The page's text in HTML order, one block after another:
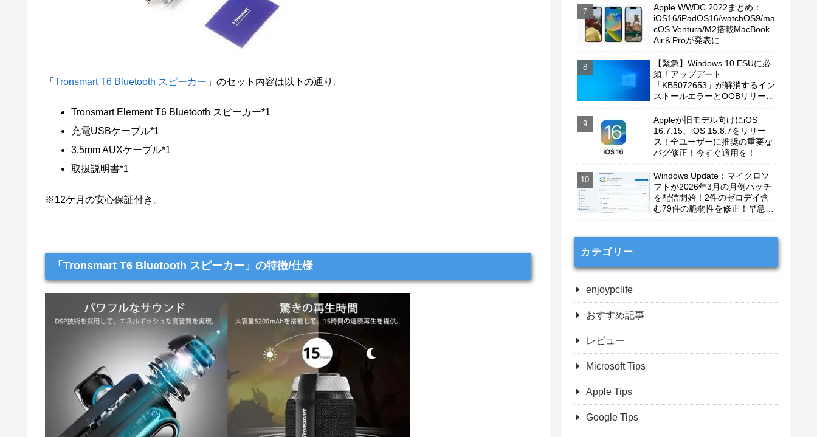
「 Tronsmart T6 Bluetooth スピーカー 」のセット内容は以下の通り。
Tronsmart Element T6 Bluetooth スピーカー*1
充電USBケーブル*1
3.5mm AUXケーブル*1
取扱説明書*1
※12ケ月の安心保証付き。
「Tronsmart T6 Bluetooth スピーカー」の特徴/仕様
Apple WWDC 2022まとめ：
iOS16/iPadOS16/watchOS9/ma
cOS Ventura/M2搭載MacBook
Air＆Proが発表に
【緊急】Windows 10 ESUに必
須！アップデート
「KB5072653」が解消するイン
ストールエラーとOOBリリース
Appleが旧モデル向けにiOS
16.7.15、iOS 15.8.7をリリー
ス！全ユーザーに推奨の重要な
バグ修正！今すぐ適用を！
Windows Update：マイクロソ
フトが2026年3月の月例パッチ
を配信開始！2件のゼロデイ含
む79件の脆弱性を修正！早急に
カテゴリー
enjoypclife
おすすめ記事
レビュー
Microsoft Tips
Apple Tips
Google Tips